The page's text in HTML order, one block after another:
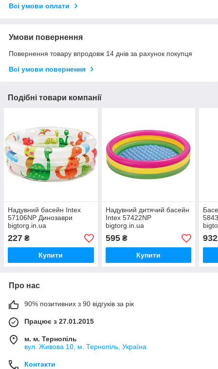
Всі умови оплати
Умови повернення
Повернення товару впродовж 14 днів за рахунок покупця
Всі умови повернення
Подібні товари компанії
Надувний басейн Intex
57106NP Динозаври
bigtorg.in.ua
227 ₴
Купити
Надувний дитячий басейн
Intex 57422NP
bigtorg.in.ua
595₴
Купити
932
Про нас
90% позитивних з 90 відгуків за рік
Працює з 27.01.2015
м. м. Тернопіль
вул. Живова 10, м. Тернопіль, Україна
Контакти